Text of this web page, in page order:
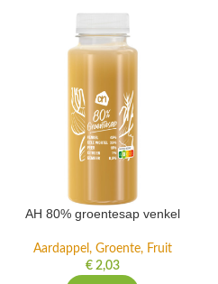
AH 80% groentesap venkel
Aardappel, Groente, Fruit
€2,03